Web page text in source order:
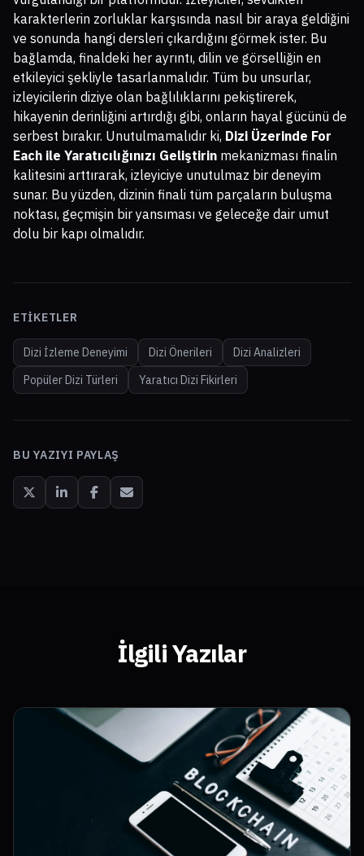
karakterlerin zorluklar karşısında nasıl bir araya geldiğini
ve sonunda hangi dersleri çıkardığını görmek ister. Bu
bağlamda, finaldeki her ayrıntı, dilin ve görselliğin en
etkileyici şekliyle tasarlanmalıdır. Tüm bu unsurlar,
izleyicilerin diziye olan bağlılıklarını pekiştirerek,
hikayenin derinliğini artırdığı gibi, onların hayal gücünü de
serbest bırakır. Unutulmamalıdır ki, Dizi Üzerinde For
Each ile Yaratıcılığınızı Geliştirin mekanizması finalin
kalitesini arttırarak, izleyiciye unutulmaz bir deneyim
sunar. Bu yüzden, dizinin finali tüm parçaların buluşma
noktası, geçmişin bir yansıması ve geleceğe dair umut
dolu bir kapı olmalıdır.
ETIKETLER
Dizi İzleme Deneyimi Dizi Önerileri
Dizi Analizleri
Popüler Dizi Türleri
Yaratıcı Dizi Fikirleri
BU YAZIYI PAYLAŞ
İlgili Yazılar